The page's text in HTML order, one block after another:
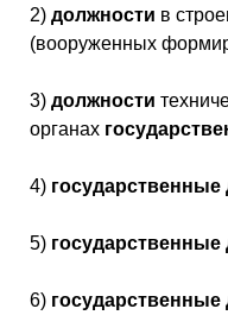
2) должности в
(вооруженных
3) должности
органах
4) государственные
5) государственные
6) государственные